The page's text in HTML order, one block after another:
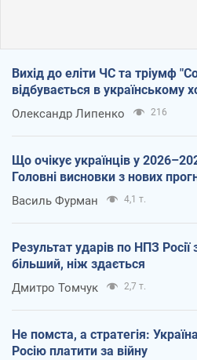
Вихід до еліти ЧС та тріумф
відбувається в українському
Олександр Липенко 216
Що очікує українців у
Головні висновки з нових
Василь Фурман 4,1 т.
Результат ударів по НПЗ Росії
більший, ніж здається
Дмитро Томчук 2,7 т.
Не помста, а стратегія:
Росію платити за війну